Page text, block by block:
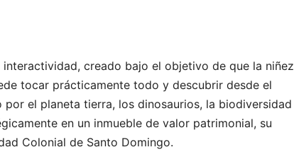
creado bajo el objetivo de que la niñez
tocar prácticamente todo y descubrir desde el
por el planeta tierra, los dinosaurios, la biodiversidad
en un inmueble de valor patrimonial, su
Colonial de Santo Domingo.